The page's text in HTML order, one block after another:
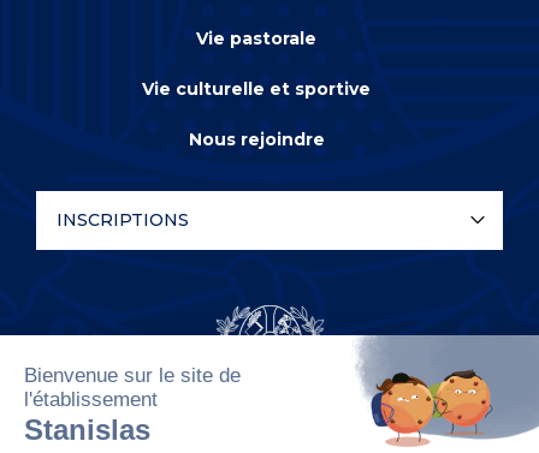
Vie pastorale
Vie culturelle et sportive
Nous rejoindre
INSCRIPTIONS